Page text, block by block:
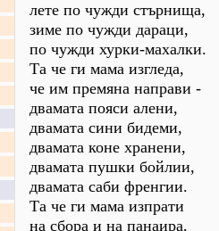
лете по чужди стърнища,
зиме по чужди дараци,
по чужди хурки-махалки.
Та че ги мама изгледа,
че им премяна направи -
двамата пояси алени,
двамата сини бидеми,
двамата коне хранени,
двамата пушки бойлии,
двамата саби френгии.
Та че ги мама изпрати
на сбора и на панаира,